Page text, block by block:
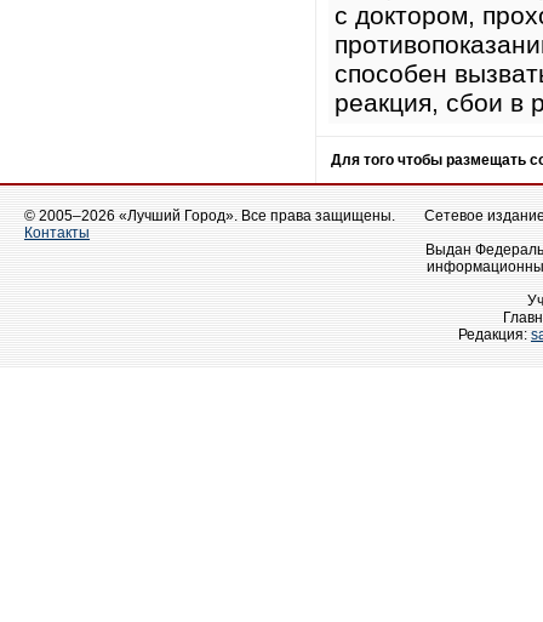
с доктором,
способен
реакция, сбои в
Для того чтобы размещать
© 2005–2026 «Лучший Город». Все права защищены.
Контакты
Сетевое
Выдан
Редакция: